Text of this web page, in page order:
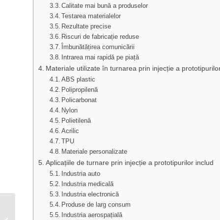
Calitate mai bună a produselor
Testarea materialelor
Rezultate precise
Riscuri de fabricație reduse
Îmbunătățirea comunicării
Intrarea mai rapidă pe piață
Materiale utilizate în turnarea prin injecție a
ABS plastic
Polipropilenă
Policarbonat
Nylon
Polietilenă
Acrilic
TPU
Materiale personalizate
Aplicațiile de turnare prin injecție a prototipurilor includ
Industria auto
Industria medicală
Industria electronică
Produse de larg consum
Industria aerospațială
Turnare prin injecție a
aluminiului: Ghid